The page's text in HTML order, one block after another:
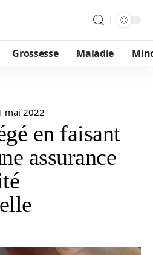
Grossesse Maladie
mai 2022
en faisant
assurance